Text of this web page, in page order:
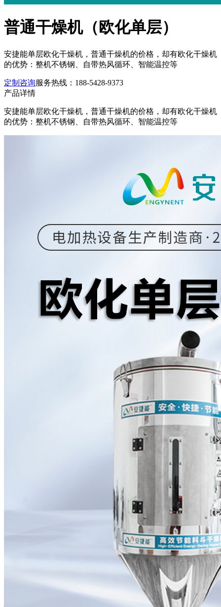
普通干燥机（欧化单层）
安捷能单层欧化干燥机，普通干燥机的价格，却有欧化干燥机
的优势：整机不锈钢、自带热风循环、智能温控等
定制咨询服务热线： 188-5428-9373
产品详情
安捷能单层欧化干燥机，普通干燥机的价格，却有欧化干燥机
的优势：整机不锈钢、自带热风循环、智能温控等